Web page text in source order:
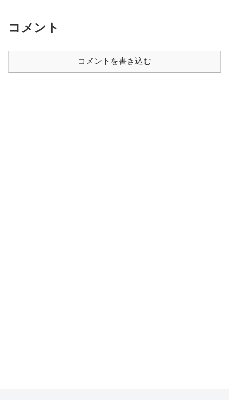
コメント
コメントを書き込む